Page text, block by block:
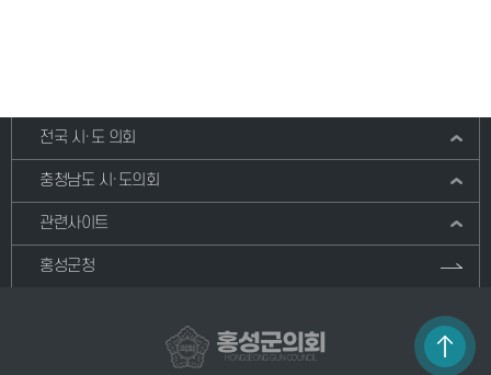
전국 시·도 의회
충청남도 시·도의회
관련사이트
홍성군청
홍성군의회
HONGSEONG GUN COUNCIL